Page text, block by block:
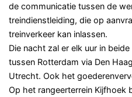
de communicatie tussen de
treindienstleiding, die op
treinverkeer kan inlassen.
Die nacht zal er elk uur in
tussen Rotterdam via Den
Utrecht. Ook het
Op het rangeerterrein Kijfhoek